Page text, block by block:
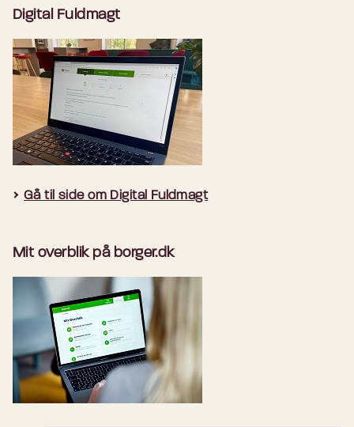
Digital Fuldmagt
Gå til side om Digital Fuldmagt
Mit overblik på borger.dk